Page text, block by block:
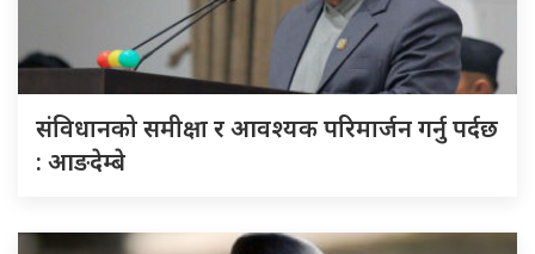
संविधानको समीक्षा र आवश्यक परिमार्जन गर्नु पर्दछ
: आङदेम्बे